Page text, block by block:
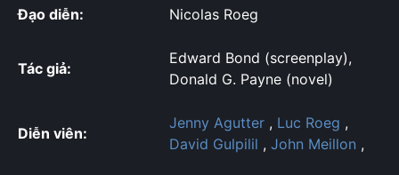
Đạo diễn: Nicolas Roeg
Tác giả:
Edward Bond (screenplay),
Donald G. Payne (novel)
Diễn viên:
Jenny Agutter , Luc Roeg ,
David Gulpilil , John Meillon ,